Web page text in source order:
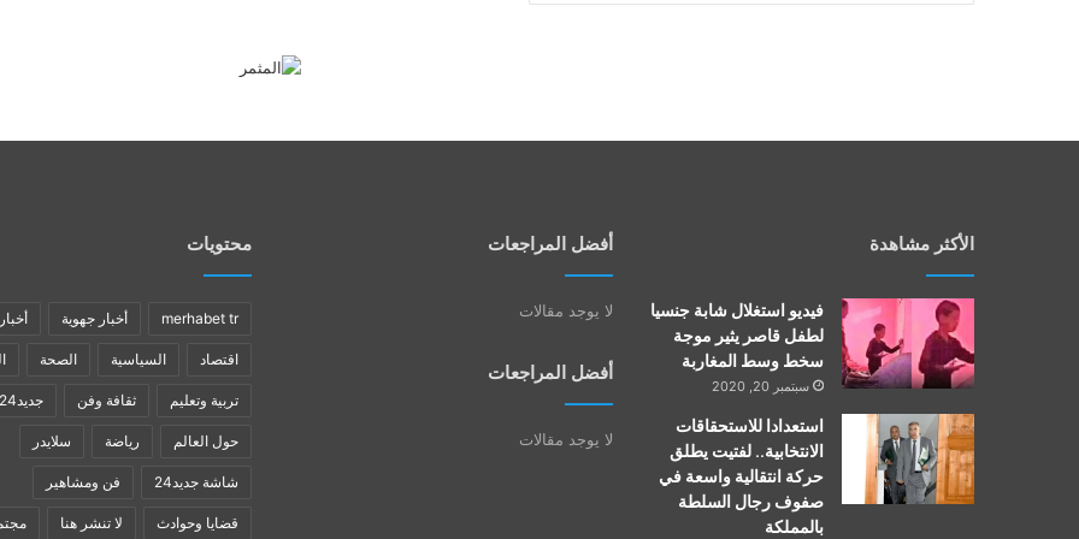
الأكثر مشاهدة
فيديو استغلال شابة جنسيا
لطفل قاصر يثير موجة
سخط وسط المغاربة
سبتمبر 20, 2020
استعدادا للاستحقاقات
الانتخابية.. لفتيت يطلق
حركة انتقالية واسعة في
صفوف رجال السلطة
بالمملكة
أفضل المراجعات
لا يوجد مقالات
أفضل المراجعات
لا يوجد مقالات
محتويات
merhabet tr أخبار جهوية
اقتصاد السياسية الصحة
تربية وتعليم ثقافة وفن جديد24
حول العالم رياضة سلايدر
شاشة جديد24 فن ومشاهير
قضايا وحوادث لا تنشر هنا